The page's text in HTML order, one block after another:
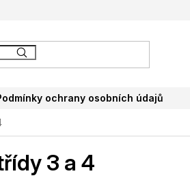
ochrany osobních údajů
3 a 4